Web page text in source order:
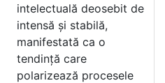
intelectuală deosebit de
intensă și stabilă,
manifestată ca o
tendință care
polarizează procesele